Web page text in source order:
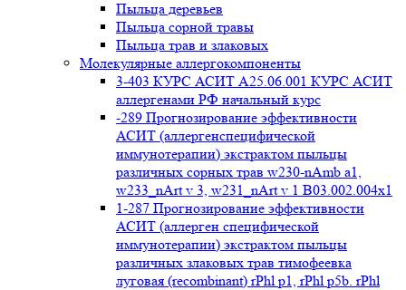
Пыльца деревьев
Пыльца сорной травы
Пыльца трав и злаковых
Молекулярные аллергокомпоненты
3-403 КУРС АСИТ А25.06.001 КУРС АСИТ
аллергенами РФ начальный курс
-289 Прогнозирование эффективности
АСИТ (аллергенспецифической
иммунотерапии) экстрактом пыльцы
различных сорных трав w230-nAmb a1,
w233_nArt v 3, w231_nArt v 1 В03.002.004x1
1-287 Прогнозирование эффективности
АСИТ (аллерген специфической
иммунотерапии) экстрактом пыльцы
различных злаковых трав тимофеевка
луговая (recombinant) rPhl p1, rPhl p5b. rPhl